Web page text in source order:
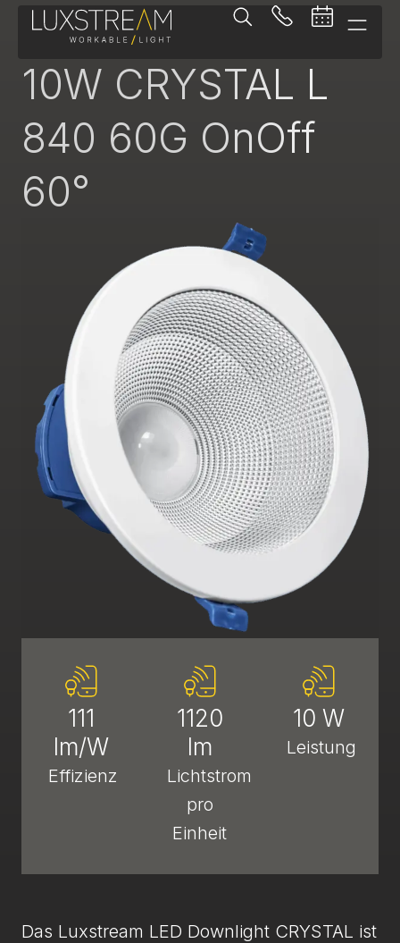
Downlight
10W CRYSTAL L
840 60G OnOff
60°
111
lm/W
Effizienz
1120
lm
Lichtstrom
pro
Einheit
10 W
Leistung
Das Luxstream LED Downlight CRYSTAL ist